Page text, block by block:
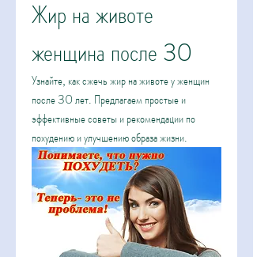
Жир на животе
женщина после 30
Узнайте, как сжечь жир на животе у женщин
после 30 лет. Предлагаем простые и
эффективные советы и рекомендации по
похудению и улучшению образа жизни.